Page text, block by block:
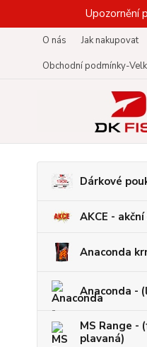
Upozornění
O nás Jak nakupovat
Obchodní podmínky-
Dárkové
AKCE -
Anaconda
Anaconda -
MS Range -
plavaná)